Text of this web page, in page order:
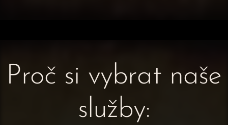
Proč si vybrat naše
služby: